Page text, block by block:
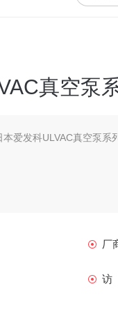
真空泵
爱发科ULVAC真空泵系
厂
访